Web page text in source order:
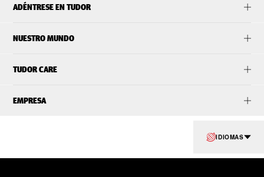
ADÉNTRESE EN TUDOR
NUESTRO MUNDO
TUDOR CARE
EMPRESA
IDIOMAS